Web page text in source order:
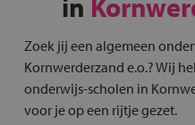
in
Zoek jij een algemeen
Kornwerderzand e.o.? Wij
onderwijs-scholen in
voor je op een rijtje gezet.